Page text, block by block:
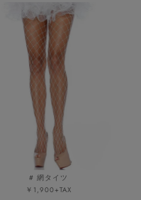
# 網タイツ
￥1,900+TAX